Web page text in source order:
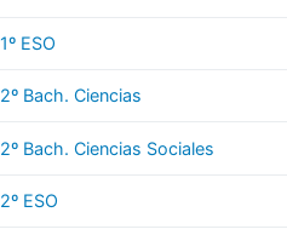
1º ESO
2º Bach. Ciencias
2º Bach. Ciencias Sociales
2º ESO